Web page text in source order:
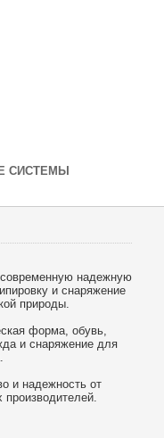
СИСТЕМЫ
надежную
и снаряжение
природы.
форма, обувь,
и снаряжение для
и надежность от